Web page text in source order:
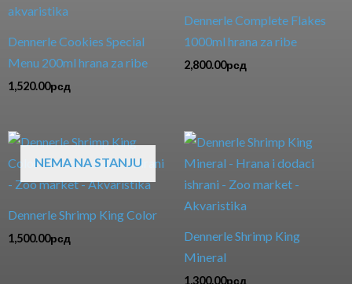
Dennerle Cookies Special
Menu 200ml hrana za ribe
1,520.00рсд
Dennerle Complete Flakes
1000ml hrana za ribe
2,800.00рсд
NEMA NA STANJU
Dennerle Shrimp King Color
1,500.00рсд
Dennerle Shrimp King
Mineral
1,300.00рсд